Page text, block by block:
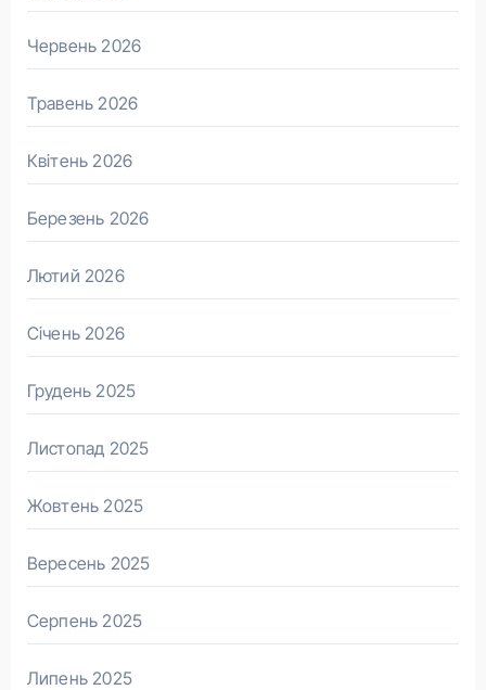
Червень 2026
Травень 2026
Квітень 2026
Березень 2026
Лютий 2026
Січень 2026
Грудень 2025
Листопад 2025
Жовтень 2025
Вересень 2025
Серпень 2025
Липень 2025